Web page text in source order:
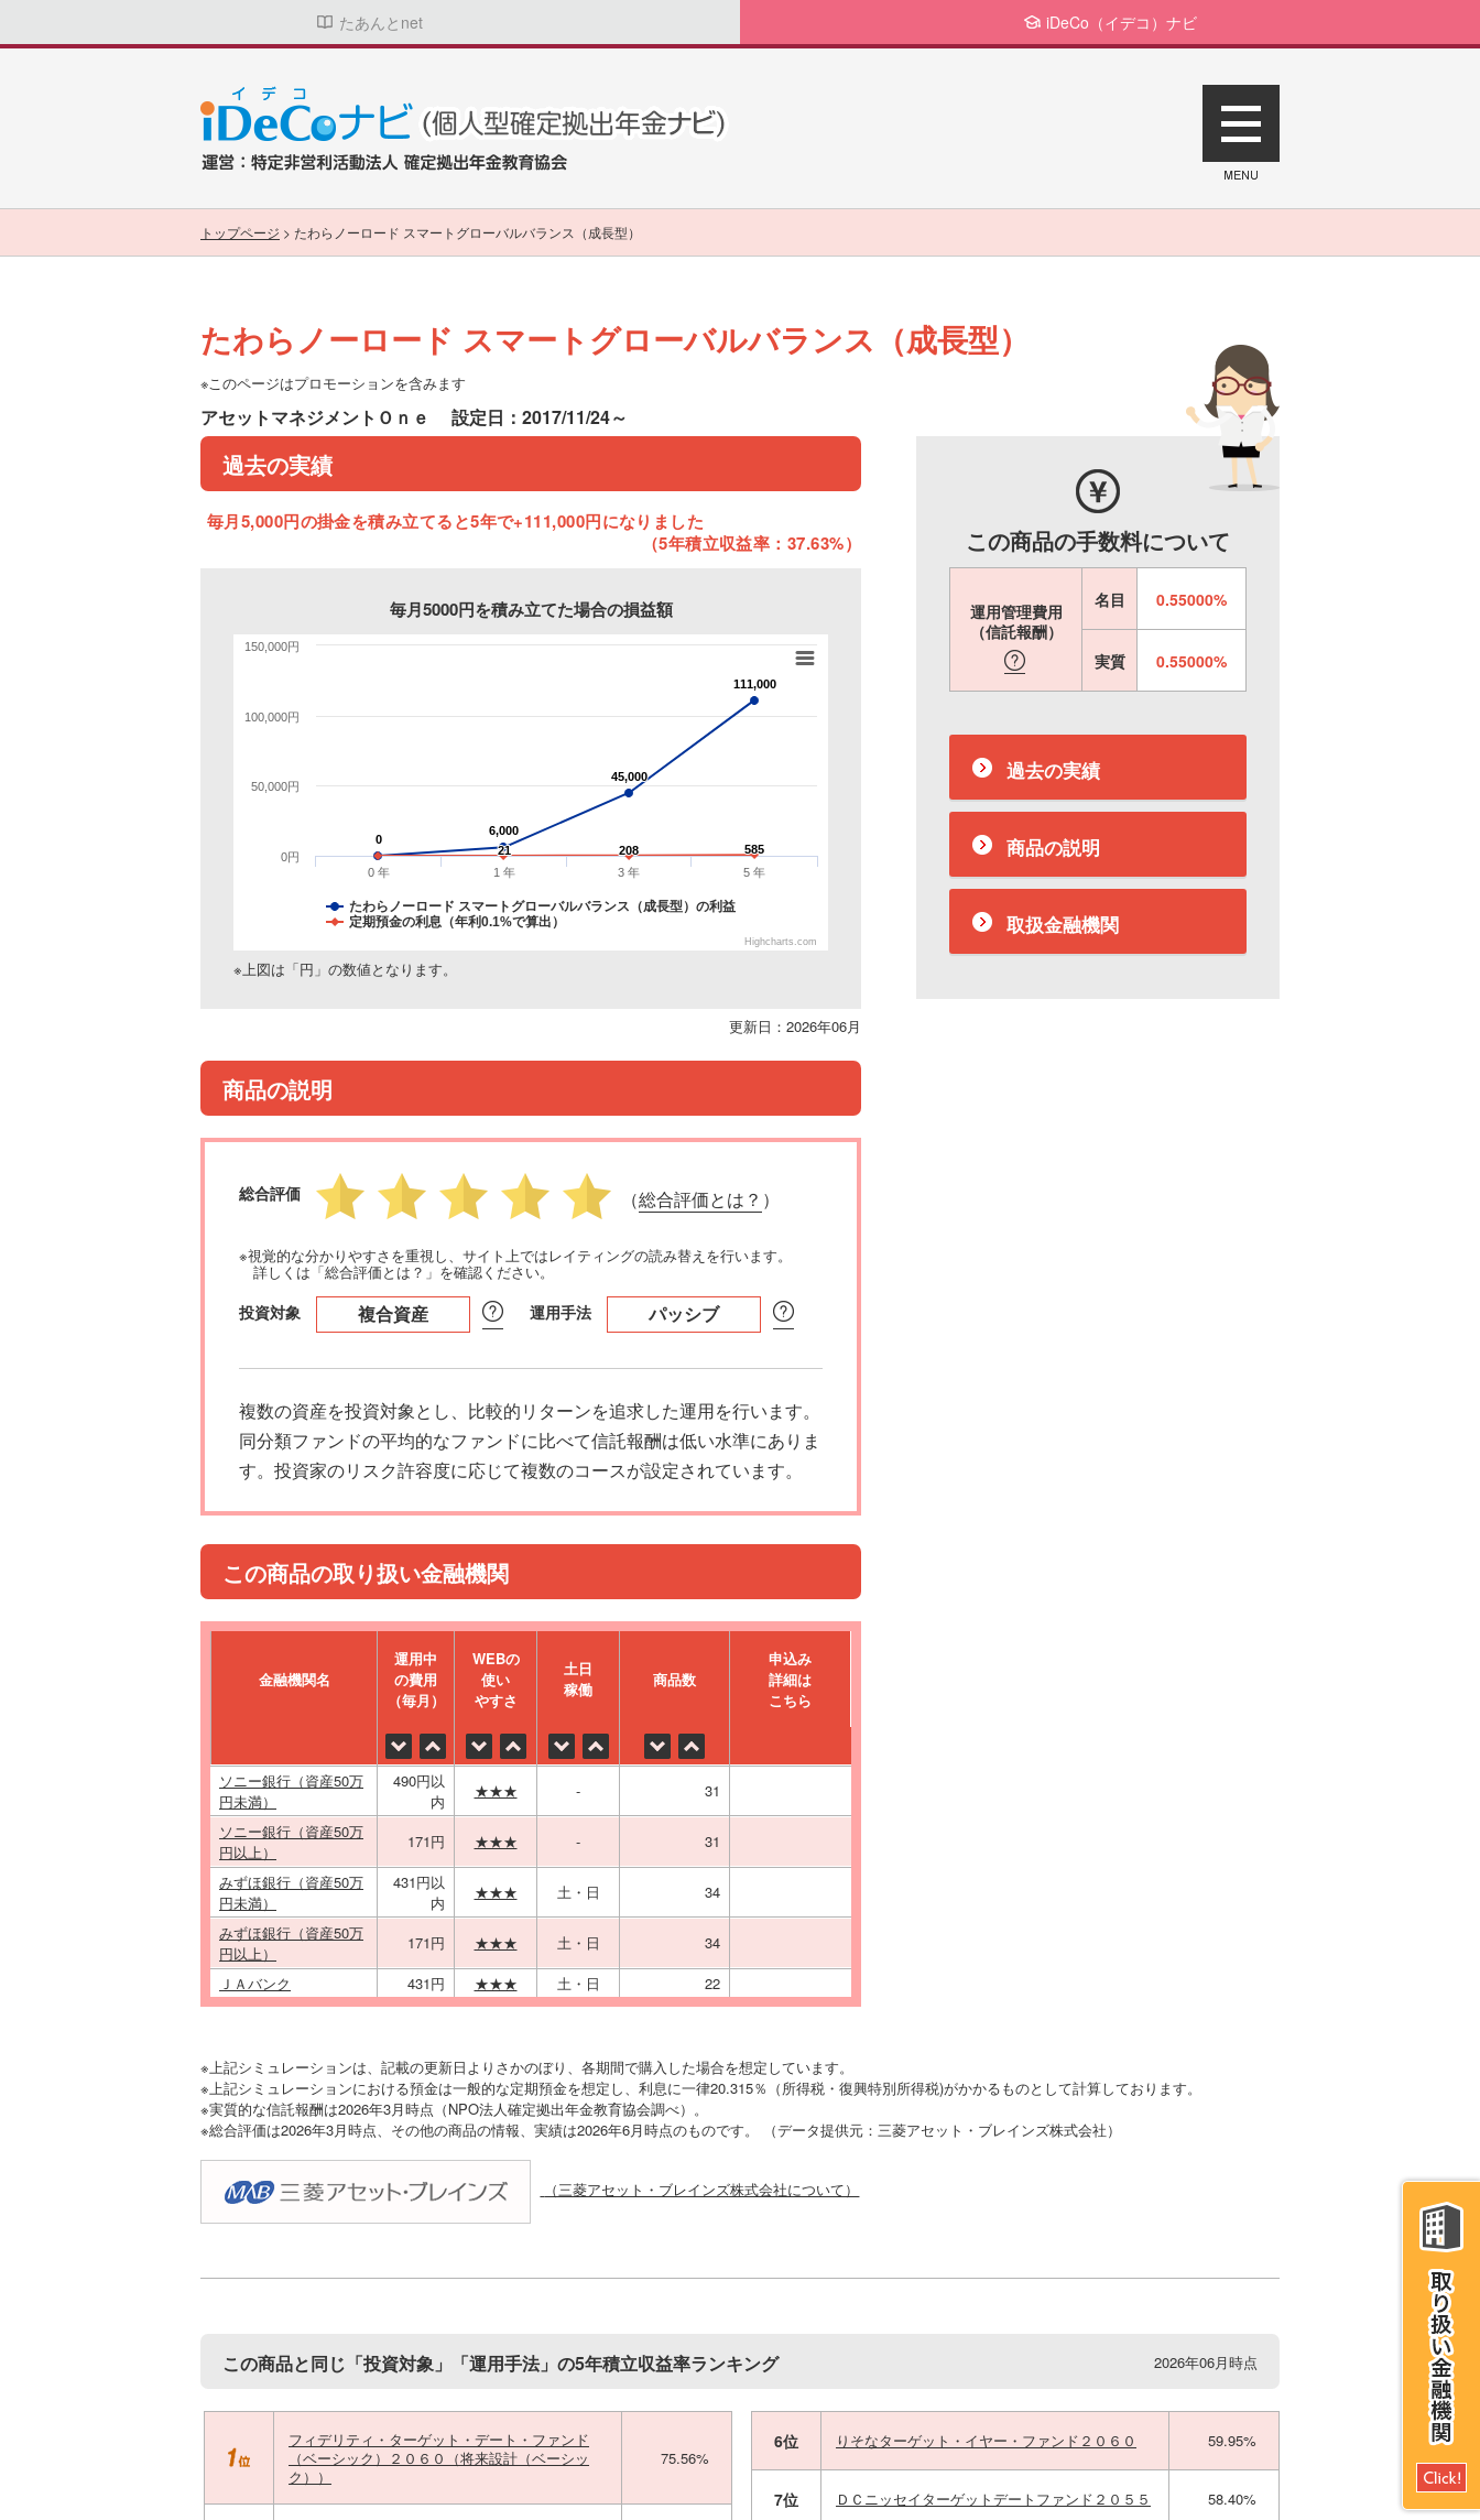
たあんとnet iDeCo（イデコ）ナビ
トップページ > たわらノーロード スマートグローバルバランス（成長型）
たわらノーロード スマートグローバルバランス（成長型）
※このページはプロモーションを含みます
アセットマネジメントＯｎｅ 設定日：2017/11/24～
過去の実績
毎月5,000円の掛金を積み立てると5年で+111,000円になりました
（5年積立収益率：37.63%）
毎月5000円を積み立てた場合の損益額
0
0
6,000
6,000
45,000
45,000
111,000
111,000
21
21 208
208 585
585
たわらノーロード スマートグローバルバランス（成長型）の利益
定期預金の利息（年利0.1%で算出）
0 年 1 年 3 年 5 年
0円
50,000円
100,000円
150,000円
Highcharts.com
※上図は「円」の数値となります。
更新日：2026年06月
商品の説明
総合評価 （総合評価とは？ ）
※視覚的な分かりやすさを重視し、サイト上ではレイティングの読み替えを行います。
詳しくは「総合評価とは？」を確認ください。
投資対象 複合資産 運用手法 パッシブ
複数の資産を投資対象とし、比較的リターンを追求した運用を行います。
同分類ファンドの平均的なファンドに比べて信託報酬は低い水準にありま
す。投資家のリスク許容度に応じて複数のコースが設定されています。
この商品の取り扱い金融機関
金融機関名
運⽤中
の費⽤
（毎⽉）
WEBの
使い
やすさ
⼟⽇
稼働
商品数
申込み
詳細は
こちら
ソニー銀行（資産50万
円未満）
490円以
内
★★★ -
31
ソニー銀行（資産50万
円以上）
171円 ★★★ -
31
みずほ銀行（資産50万
円未満）
431円以
内
★★★ 土・日
34
みずほ銀行（資産50万
円以上）
171円 ★★★ 土・日
34
ＪＡバンク
431円 ★★★ 土・日 22
この商品の手数料について
運用管理費用
（信託報酬）
名目 0.55000%
実質 0.55000%
過去の実績
商品の説明
取扱金融機関
※上記シミュレーションは、記載の更新日よりさかのぼり、各期間で購入した場合を想定しています。
※上記シミュレーションにおける預金は一般的な定期預金を想定し、利息に一律20.315％（所得税・復興特別所得税)がかかるものとして計算しております。
※実質的な信託報酬は2026年3月時点（NPO法人確定拠出年金教育協会調べ）。
※総合評価は2026年3月時点、その他の商品の情報、実績は2026年6月時点のものです。 （データ提供元：三菱アセット・ブレインズ株式会社）
（三菱アセット・ブレインズ株式会社について）
この商品と同じ「投資対象」「運用手法」の5年積立収益率ランキング 2026年06月時点
フィデリティ・ターゲット・デート・ファンド
（ベーシック）２０６０（将来設計（ベーシッ
ク））
75.56%
6位 りそなターゲット・イヤー・ファンド２０６０ 59.95%
7位 ＤＣニッセイターゲットデートファンド２０５５ 58.40%